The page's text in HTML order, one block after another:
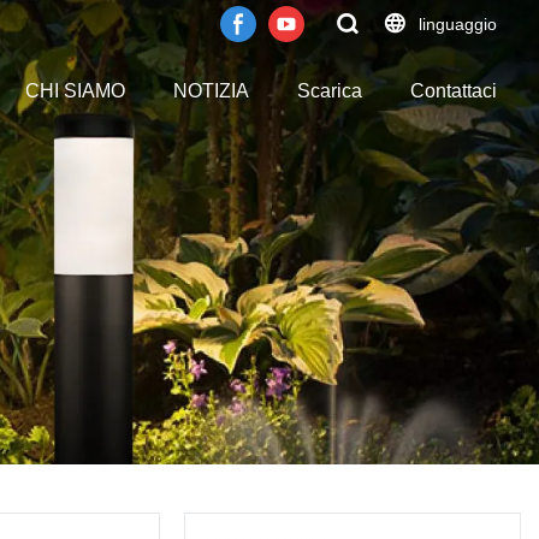
linguaggio
CHI SIAMO NOTIZIA Scarica Contattaci